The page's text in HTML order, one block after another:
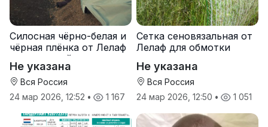
Силосная чёрно-белая и
чёрная плёнка от Лелаф
для траншей и ям
силоса/сенажа
Не указана
Вся Россия
24 мар 2026, 12:52 • 1 167
Сетка сеновязальная от
Лелаф для обмотки
Не указана
Вся Россия
24 мар 2026, 12:50 • 1 051